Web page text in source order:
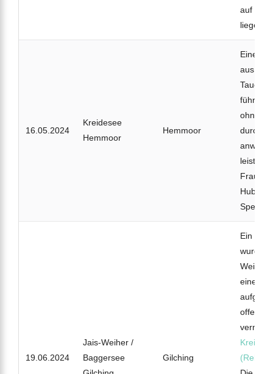
auf
liegen
16.05.2024
Kreidesee
Hemmoor
Hemmoor
Eine
aus
führte
ohne
durch.
leistete
Frau
19.06.2024
Jais-Weiher /
Baggersee
Gilching
Ein 58-
wurde
Weiher
eine
(R